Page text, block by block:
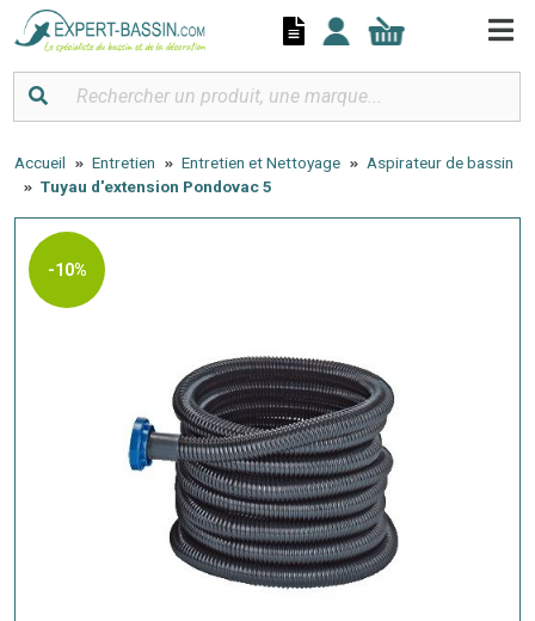
Accueil Entretien Entretien et Nettoyage
Aspirateur de bassin
Tuyau d'extension Pondovac 5
-10%
Panneau de gestion des cookies